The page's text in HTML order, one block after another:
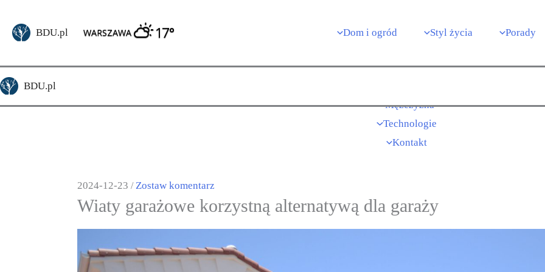
BDU.pl WARSZAWA 17° Dom i ogród Styl życia Porady
BDU.pl
Styl życia
Mężczyzna
Technologie
Kontakt
2024-12-23 /Zostaw komentarz
Wiaty garażowe korzystną alternatywą dla garaży